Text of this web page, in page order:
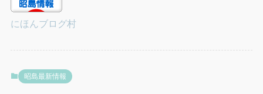
にほんブログ村
昭島最新情報